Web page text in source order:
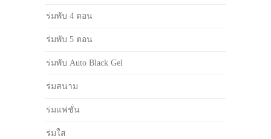
ร่มพับ 4 ตอน
ร่มพับ 5 ตอน
ร่มพับ Auto Black Gel
ร่มสนาม
ร่มแฟชั่น
ร่มใส